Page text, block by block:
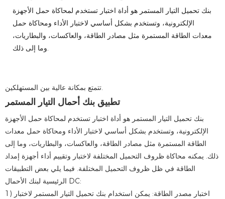
بنك تحميل التيار المستمر هو أداة اختبار تستخدم لمحاكاة حمل الأجهزة
الإلكترونية، وتستخدم بشكل أساسي لاختبار الأداء ومحاكاة حمل
معدات الطاقة المستمرة مثل مصادر الطاقة، والعاكسات، والبطاريات،
وما إلى ذلك.
تتمتع بمكانة عالية بين المستهلكين.
تطبيق بنك أحمال التيار المستمر
بنك تحميل التيار المستمر هو أداة اختبار تستخدم لمحاكاة حمل الأجهزة
الإلكترونية، وتستخدم بشكل أساسي لاختبار الأداء ومحاكاة حمل معدات
الطاقة المستمرة مثل مصادر الطاقة، والعاكسات، والبطاريات، وما إلى
ذلك. يمكنه محاكاة ظروف التحميل المختلفة لاختبار وتقييم أداء أجهزة إمداد
الطاقة في ظل ظروف التحميل المختلفة. فيما يلي بعض التطبيقات
الرئيسية لبنك الأحمال DC:
1) اختبار مصدر الطاقة: يمكن استخدام بنك تحميل التيار المستمر لاختبار